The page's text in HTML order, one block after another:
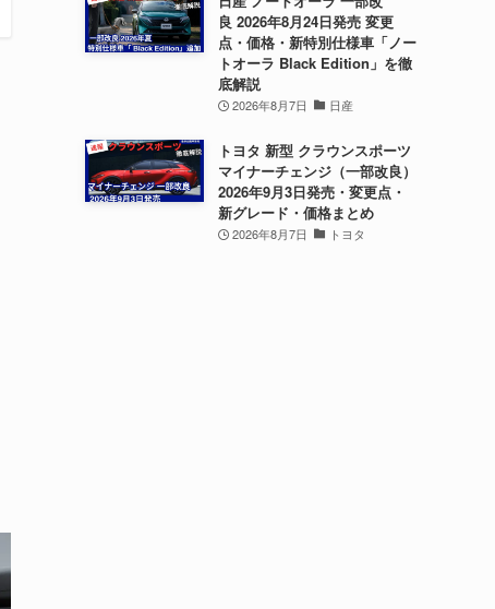
良 2026年8月24日発売 変更
点・価格・新特別仕様車「ノー
トオーラ Black Edition」を徹
底解説
2026年8月7日 日産
トヨタ 新型 クラウンスポーツ
マイナーチェンジ（一部改良）
2026年9月3日発売・変更点・
新グレード・価格まとめ
2026年8月7日 トヨタ